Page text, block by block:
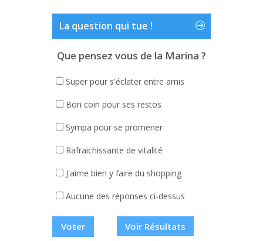
La question qui tue !
Que pensez vous de la Marina ?
Super pour s'éclater entre amis
Bon coin pour ses restos
Sympa pour se promener
Rafraichissante de vitalité
J'aime bien y faire du shopping
Aucune des réponses ci-dessus
Voir Résultats